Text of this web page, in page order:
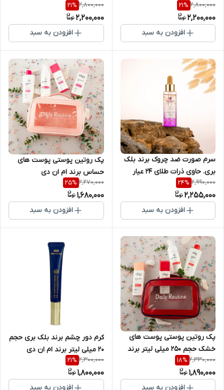
40 میلی لیتر ام ان دی
2,800,000
21%
2,200,000
افزودن به سبد
سلول‌های بنیادی و جلبک دریایی
حجم 40 میلی لیتر. ام ان دی
2,800,000
21%
2,200,000
افزودن به سبد
سرم صورت ضد چروک برند بلک
بری. حاوی ذرات طلای 24 عیار
حجم 40 میلی لیتر برند ام آن دی
2,990,000
24%
2,255,000
افزودن به سبد
پک روتین پوستی پوست های
حساس برند ام ان دی
2,270,000
25%
1,680,000
افزودن به سبد
پک روتین پوستی پوست های
خشک حجم 250 میلی لیتر برند
ام ان دی
2,330,000
18%
1,890,000
افزودن به سبد
کرم دور چشم برند بلک بری حجم
20 میلی لیتر برند ام ان دی
2,300,000
21%
1,800,000
افزودن به سبد